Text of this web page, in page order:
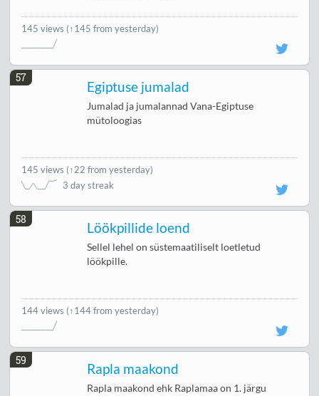
145 views (↑145 from yesterday)
57
Egiptuse jumalad
Jumalad ja jumalannad Vana-Egiptuse
mütoloogias
145 views (↑22 from yesterday)
3 day streak
58
Löökpillide loend
Sellel lehel on süstemaatiliselt loetletud
löökpille.
144 views (↑144 from yesterday)
59
Rapla maakond
Rapla maakond ehk Raplamaa on 1. järgu